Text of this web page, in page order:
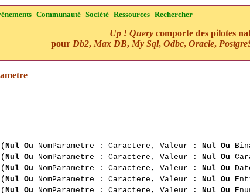
Communauté Société Ressources Rechercher
Up ! Query comporte des pilotes
pour Db2, Max DB, My Sql, Odbc, Oracle,
Nul Ou NomParametre : Caractere, Valeur : Nul Ou
Nul Ou NomParametre : Caractere, Valeur : Nul Ou
Nul Ou NomParametre : Caractere, Valeur : Nul Ou
Nul Ou NomParametre : Caractere, Valeur : Nul Ou
Nul Ou NomParametre : Caractere, Valeur : Nul Ou